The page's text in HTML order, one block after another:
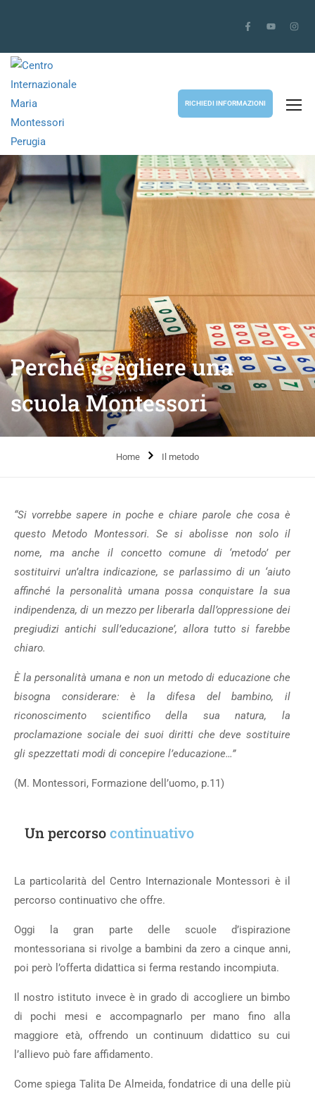
RICHIEDI INFORMAZIONI
Perché scegliere una
scuola Montessori
Home Il metodo
“Si vorrebbe sapere in poche e chiare parole che cosa è
questo Metodo Montessori. Se si abolisse non solo il
nome, ma anche il concetto comune di ‘metodo’ per
sostituirvi un’altra indicazione, se parlassimo di un ‘aiuto
affinché la personalità umana possa conquistare la sua
indipendenza, di un mezzo per liberarla dall’oppressione dei
pregiudizi antichi sull’educazione’, allora tutto si farebbe
chiaro.
È la personalità umana e non un metodo di educazione che
bisogna considerare: è la difesa del bambino, il
riconoscimento scientifico della sua natura, la
proclamazione sociale dei suoi diritti che deve sostituire
gli spezzettati modi di concepire l’educazione…”
(M. Montessori, Formazione dell’uomo, p.11)
Un percorsocontinuativo
La particolarità del Centro Internazionale Montessori è il
percorso continuativo che offre.
Oggi la gran parte delle scuole d’ispirazione
montessoriana si rivolge a bambini da zero a cinque anni,
poi però l’offerta didattica si ferma restando incompiuta.
Il nostro istituto invece è in grado di accogliere un bimbo
di pochi mesi e accompagnarlo per mano fino alla
maggiore età, offrendo un continuum didattico su cui
l’allievo può fare affidamento.
Come spiega Talita De Almeida, fondatrice di una delle più